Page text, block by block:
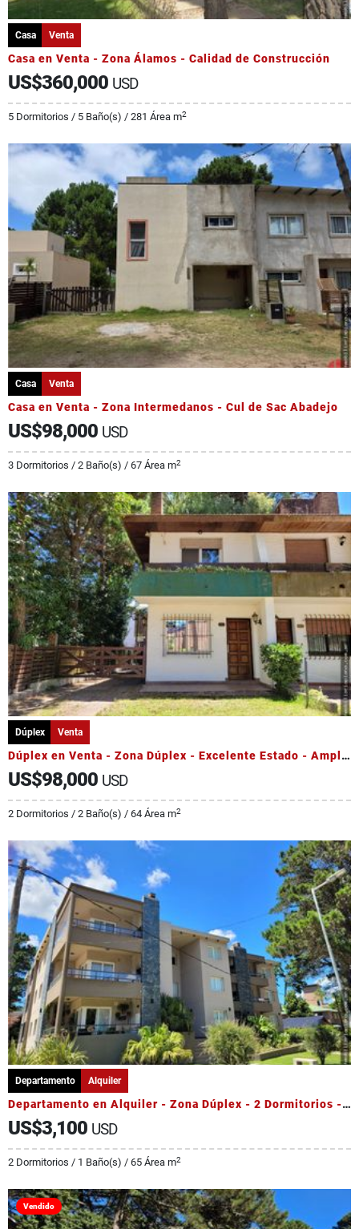
Casa Venta
Casa en Venta - Zona Álamos - Calidad de Construcción
US$360,000 USD
5 Dormitorios / 5 Baño(s) / 281 Área m2
Casa Venta
Casa en Venta - Zona Intermedanos - Cul de Sac Abadejo
US$98,000 USD
3 Dormitorios / 2 Baño(s) / 67 Área m2
Dúplex Venta
Dúplex en Venta - Zona Dúplex - Excelente Estado - Amplio Jardín
US$98,000 USD
2 Dormitorios / 2 Baño(s) / 64 Área m2
Departamento Alquiler
Departamento en Alquiler - Zona Dúplex - 2 Dormitorios - Pileta
US$3,100 USD
2 Dormitorios / 1 Baño(s) / 65 Área m2
Vendido